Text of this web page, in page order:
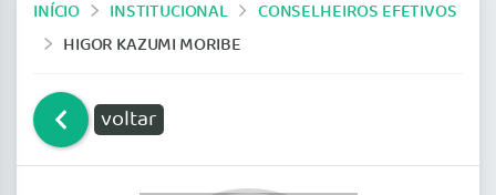
INÍCIO INSTITUCIONAL
CONSELHEIROS EFETIVOS
HIGOR KAZUMI MORIBE
voltar